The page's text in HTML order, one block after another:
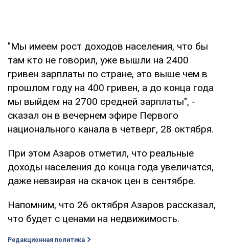
"Мы имеем рост доходов населения, что бы
там кто не говорил, уже вышли на 2400
гривен зарплаты по стране, это выше чем в
прошлом году на 400 гривен, а до конца года
мы выйдем на 2700 средней зарплаты", -
сказал он в вечернем эфире Первого
национального канала в четверг, 28 октября.
При этом Азаров отметил, что реальные
доходы населения до конца года увеличатся,
даже невзирая на скачок цен в сентябре.
Напомним, что 26 октября Азаров рассказал,
что будет с ценами на недвижимость.
Редакционная политика